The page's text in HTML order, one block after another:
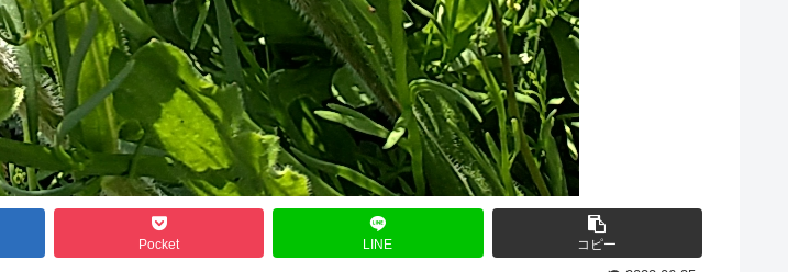
Pocket LINE コピー